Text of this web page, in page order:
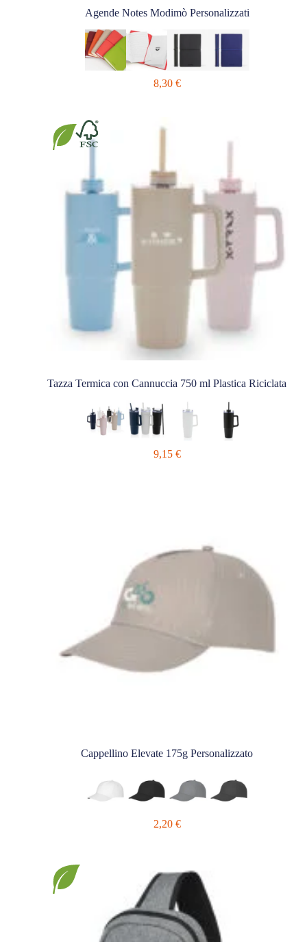
Agende Notes Modimò Personalizzati
8,30 €
Tazza Termica con Cannuccia 750 ml Plastica Riciclata
9,15 €
Cappellino Elevate 175g Personalizzato
2,20 €